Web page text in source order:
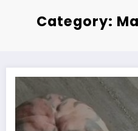
Category:
Marcin Różalski at 45: